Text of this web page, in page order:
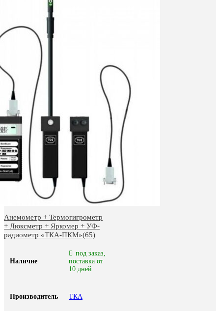
Анемометр + Термогигрометр
+ Люксметр + Яркомер + УФ-
радиометр «ТКА-ПКМ»(65)
Наличие
под заказ,
поставка от
10 дней
Производитель ТКА